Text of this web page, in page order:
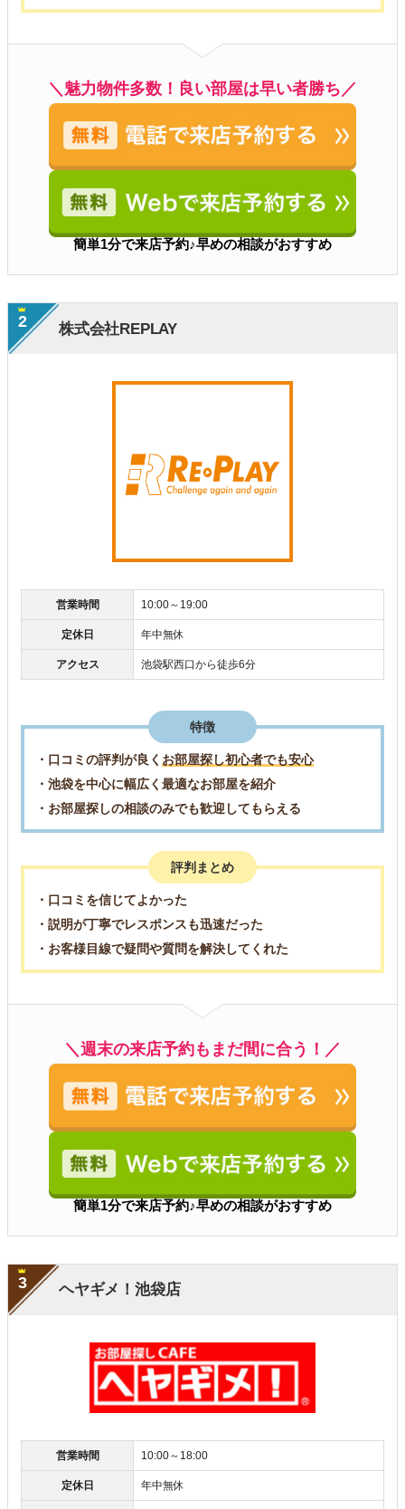
＼魅力物件多数！良い部屋は早い者勝ち／
簡単1分で来店予約♪早めの相談がおすすめ
株式会社REPLAY
2
営業時間 10:00～19:00
定休日 年中無休
アクセス 池袋駅西口から徒歩6分
特徴
・口コミの評判が良く お部屋探し初心者でも安心
・池袋を中心に幅広く最適なお部屋を紹介
・お部屋探しの相談のみでも歓迎してもらえる
評判まとめ
・口コミを信じてよかった
・説明が丁寧でレスポンスも迅速だった
・お客様目線で疑問や質問を解決してくれた
＼週末の来店予約もまだ間に合う！／
簡単1分で来店予約♪早めの相談がおすすめ
ヘヤギメ！池袋店
3
営業時間 10:00～18:00
定休日 年中無休